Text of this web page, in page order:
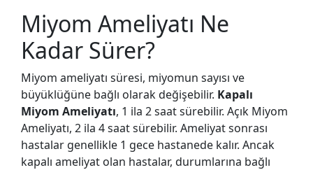
Miyom Ameliyatı Ne
Kadar Sürer?
Miyom ameliyatı süresi, miyomun sayısı ve
büyüklüğüne bağlı olarak değişebilir. Kapalı
Miyom Ameliyatı, 1 ila 2 saat sürebilir. Açık Miyom
Ameliyatı, 2 ila 4 saat sürebilir. Ameliyat sonrası
hastalar genellikle 1 gece hastanede kalır. Ancak
kapalı ameliyat olan hastalar, durumlarına bağlı